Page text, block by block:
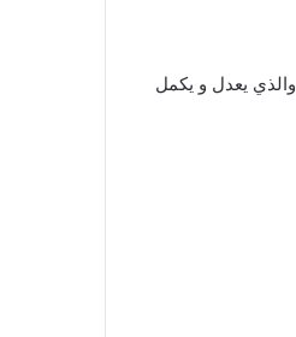
لقد تم إنشاء نيابة المديرية ﻟلعلاقات الخارﺟية واﻟتعاون واﻟتنشيط واﻻﺗﺼﺎل واﻟﺘﻈﺎﻫﺮات اﻟﻌﻠﻤﻴﺔ بموجب المرسوم التنفيذي رقم 09-250 المؤرخ في 10 اوت 2009 والذي يعدل و يكمل